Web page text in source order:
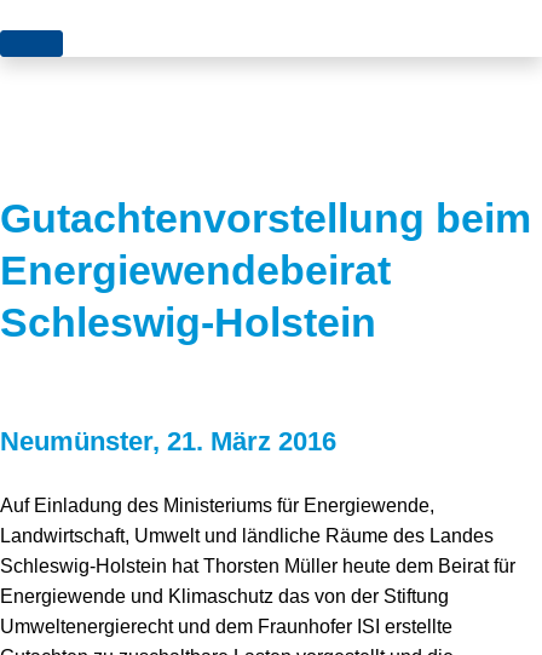
Themen
Flächen
Genehmigungen
Grundsatzfragen
Netze
Sektorenkopplung
Speicher
Stromerzeugung
News
Blog
Karriere
Stiftungsporträt
Team
Forschungsnetzwerk
Bibliothek
Gutachtenvorstellung beim
Energiewendebeirat
Schleswig-Holstein
Neumünster, 21. März 2016
Auf Einladung des Ministeriums für Energiewende,
Landwirtschaft, Umwelt und ländliche Räume des Landes
Schleswig-Holstein hat Thorsten Müller heute dem Beirat für
Energiewende und Klimaschutz das von der Stiftung
Umweltenergierecht und dem Fraunhofer ISI erstellte